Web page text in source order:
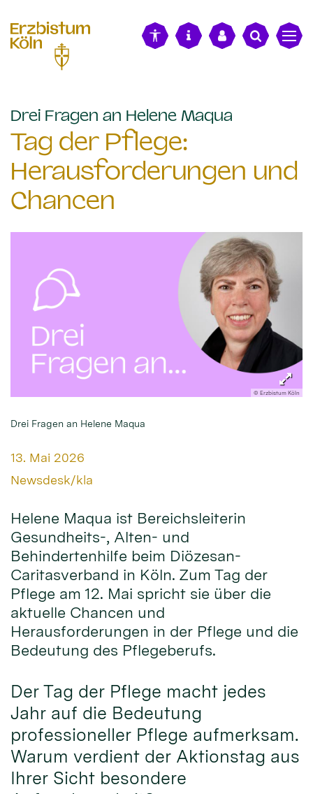
Drei Fragen an Helene Maqua
Tag der Pflege:
Herausforderungen und
Chancen
© Erzbistum Köln
Drei Fragen an Helene Maqua
Datum:
13. Mai 2026
Von:
Newsdesk/kla
Helene Maqua ist Bereichsleiterin
Gesundheits-, Alten- und
Behindertenhilfe beim Diözesan-
Caritasverband in Köln. Zum Tag der
Pflege am 12. Mai spricht sie über die
aktuelle Chancen und
Herausforderungen in der Pflege und die
Bedeutung des Pflegeberufs.
Der Tag der Pflege macht jedes
Jahr auf die Bedeutung
professioneller Pflege aufmerksam.
Warum verdient der Aktionstag aus
Ihrer Sicht besondere